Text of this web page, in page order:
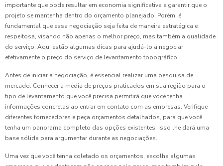
importante que pode resultar em economia significativa e garantir que o
projeto se mantenha dentro do orçamento planejado. Porém, é
fundamental que essa negociação seja feita de maneira estratégica e
respeitosa, visando não apenas o melhor preço, mas também a qualidade
do serviço. Aqui estão algumas dicas para ajudá-lo a negociar
efetivamente o preço do serviço de levantamento topográfico.
Antes de iniciar a negociação, é essencial realizar uma pesquisa de
mercado. Conhecer a média de preços praticados em sua região para o
tipo de levantamento que você precisa permitirá que você tenha
informações concretas ao entrar em contato com as empresas. Verifique
diferentes fornecedores e peça orçamentos detalhados, para que você
tenha um panorama completo das opções existentes. Isso lhe dará uma
base sólida para argumentar durante as negociações.
Uma vez que você tenha coletado os orçamentos, escolha algumas